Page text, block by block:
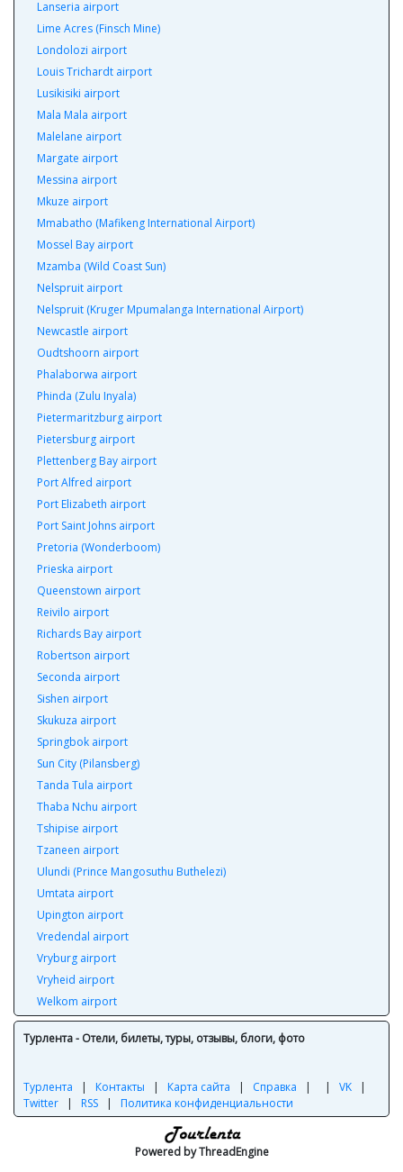
Lanseria airport
Lime Acres (Finsch Mine)
Londolozi airport
Louis Trichardt airport
Lusikisiki airport
Mala Mala airport
Malelane airport
Margate airport
Messina airport
Mkuze airport
Mmabatho (Mafikeng International Airport)
Mossel Bay airport
Mzamba (Wild Coast Sun)
Nelspruit airport
Nelspruit (Kruger Mpumalanga International Airport)
Newcastle airport
Oudtshoorn airport
Phalaborwa airport
Phinda (Zulu Inyala)
Pietermaritzburg airport
Pietersburg airport
Plettenberg Bay airport
Port Alfred airport
Port Elizabeth airport
Port Saint Johns airport
Pretoria (Wonderboom)
Prieska airport
Queenstown airport
Reivilo airport
Richards Bay airport
Robertson airport
Seconda airport
Sishen airport
Skukuza airport
Springbok airport
Sun City (Pilansberg)
Tanda Tula airport
Thaba Nchu airport
Tshipise airport
Tzaneen airport
Ulundi (Prince Mangosuthu Buthelezi)
Umtata airport
Upington airport
Vredendal airport
Vryburg airport
Vryheid airport
Welkom airport
Турлента - Отели, билеты, туры, отзывы, блоги, фото
Турлента | Контакты | Карта сайта | Справка | | VK |
Twitter | RSS | Политика конфиденциальности
Powered by ThreadEngine